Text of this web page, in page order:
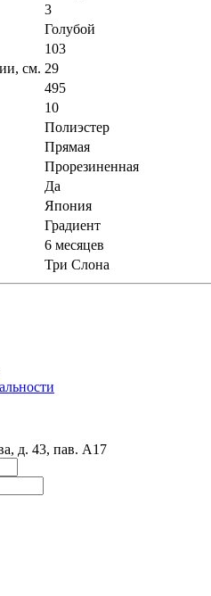
3
Голубой
103
см. 29
495
10
Полиэстер
Прямая
Прорезиненная
Да
Япония
Градиент
6 месяцев
Три Слона
д. 43, пав. А17